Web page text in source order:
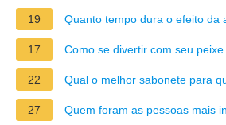
19 Quanto tempo dura o efeito da
17 Como se divertir com seu
22 Qual o melhor sabonete para
27 Quem foram as pessoas mais